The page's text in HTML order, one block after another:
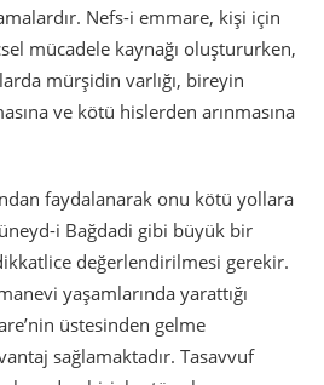
Nefs-i emmare, kişi için
mücadele kaynağı oluştururken,
mürşidin varlığı, bireyin
ve kötü hislerden arınmasına
faydalanarak onu kötü yollara
i Bağdadi gibi büyük bir
değerlendirilmesi gerekir.
yaşamlarında yarattığı
üstesinden gelme
sağlamaktadır. Tasavvuf